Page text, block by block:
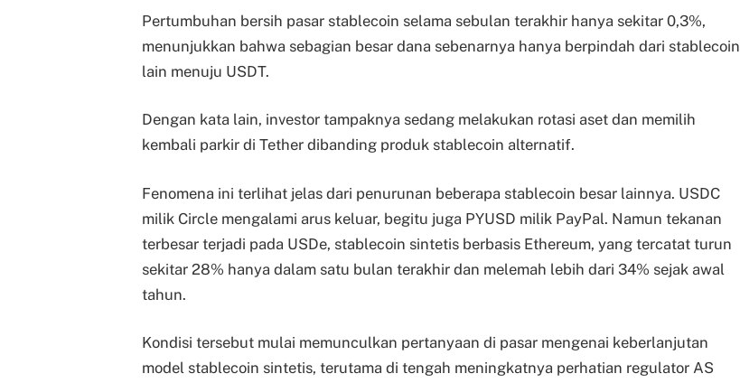
Pertumbuhan bersih pasar stablecoin selama sebulan terakhir hanya sekitar 0,3%,
menunjukkan bahwa sebagian besar dana sebenarnya hanya berpindah dari stablecoin
lain menuju USDT.
Dengan kata lain, investor tampaknya sedang melakukan rotasi aset dan memilih
kembali parkir di Tether dibanding produk stablecoin alternatif.
Fenomena ini terlihat jelas dari penurunan beberapa stablecoin besar lainnya. USDC
milik Circle mengalami arus keluar, begitu juga PYUSD milik PayPal. Namun tekanan
terbesar terjadi pada USDe, stablecoin sintetis berbasis Ethereum, yang tercatat turun
sekitar 28% hanya dalam satu bulan terakhir dan melemah lebih dari 34% sejak awal
tahun.
Kondisi tersebut mulai memunculkan pertanyaan di pasar mengenai keberlanjutan
model stablecoin sintetis, terutama di tengah meningkatnya perhatian regulator AS